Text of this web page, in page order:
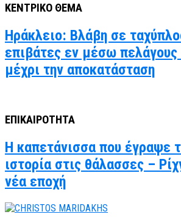
ΚΕΝΤΡΙΚΟ ΘΕΜΑ
Ηράκλειο: Βλάβη σε
επιβάτες εν μέσω
μέχρι την αποκατάσταση
ΕΠΙΚΑΙΡΟΤΗΤΑ
Η καπετάνισσα που έγραψε
ιστορία στις θάλασσες –
νέα εποχή